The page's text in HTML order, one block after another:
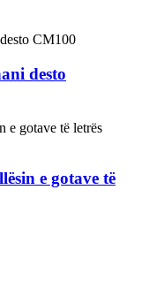
desto
e gotave të